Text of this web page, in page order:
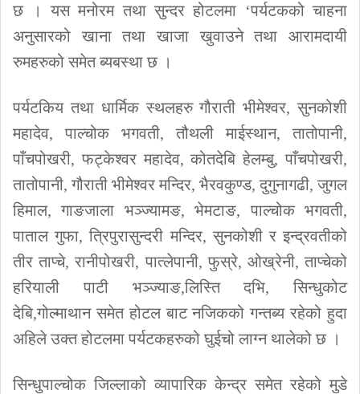
छ । यस मनोरम तथा सुन्दर होटलमा ‘पर्यटकको चाहना
अनुसारको खाना तथा खाजा खुवाउने तथा आरामदायी
रुमहरुको समेत ब्यबस्था छ ।
पर्यटकिय तथा धार्मिक स्थलहरु गौराती भीमेश्वर, सुनकोशी
महादेव, पाल्चोक भगवती, तौथली माईस्थान, तातोपानी,
पाँचपोखरी, फट्केश्वर महादेव, कोतदेबि हेलम्बु, पाँचपोखरी,
तातोपानी, गौराती भीमेश्वर मन्दिर, भैरवकुण्ड, दुगुनागढी, जुगल
हिमाल, गाङजाला भञ्ज्यामङ, भेमटाङ, पाल्चोक भगवती,
पाताल गुफा, त्रिपुरासुन्दरी मन्दिर, सुनकोशी र इन्द्रवतीको
तीर ताप्चे, रानीपोखरी, पात्लेपानी, फुस्रे, ओख्रेनी, ताप्चेको
हरियाली पाटी भञ्ज्याङ,लिस्ति दभि, सिन्धुकोट
देबि,गोल्माथान समेत होटल बाट नजिकको गन्तब्य रहेको हुदा
अहिले उक्त होटलमा पर्यटकहरुको घुईचो लाग्न थालेको छ ।
सिन्धुपाल्चोक जिल्लाको व्यापारिक केन्द्र समेत रहेको मुडे